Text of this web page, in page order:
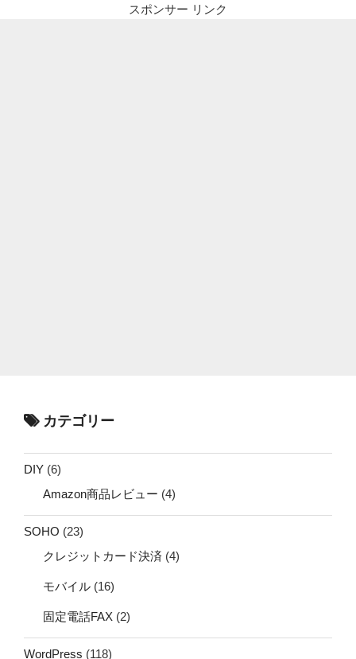
スポンサー リンク
カテゴリー
DIY (6)
Amazon商品レビュー (4)
SOHO (23)
クレジットカード決済 (4)
モバイル (16)
固定電話FAX (2)
WordPress (118)